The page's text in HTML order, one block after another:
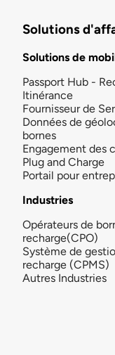
Solutions
Solutions de
Passport Hub -
Itinérance
Fournisseur de
Données de
bornes
Engagement des
Plug and Charge
Portail pour
Industries
Opérateurs de
recharge(CPO)
Système de
recharge (CPMS)
Autres Industries